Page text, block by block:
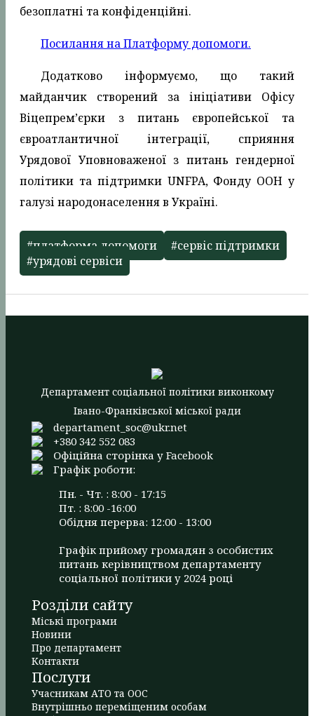
безоплатні та конфіденційні.
Посилання на Платформу допомоги.
Додатково інформуємо, що такий
майданчик створений за ініціативи Офісу
Віцепрем’єрки з питань європейської та
євроатлантичної інтеграції, сприяння
Урядової Уповноваженої з питань гендерної
політики та підтримки UNFPA, Фонду ООН у
галузі народонаселення в Україні.
#платформа допомоги
#сервіс підтримки
#урядові сервіси
Департамент соціальної політики виконкому
Івано-Франківської міської ради
departament_soc@ukr.net
+380 342 552 083
Офіційна сторінка у Facebook
Графік роботи:
Пн. - Чт. : 8:00 - 17:15
Пт. : 8:00 -16:00
Обідня перерва: 12:00 - 13:00
Графік прийому громадян з особистих
питань керівництвом департаменту
соціальної політики у 2024 році
Розділи сайту
Міські програми
Новини
Про департамент
Контакти
Послуги
Учасникам АТО та ООС
Внутрішньо переміщеним особам